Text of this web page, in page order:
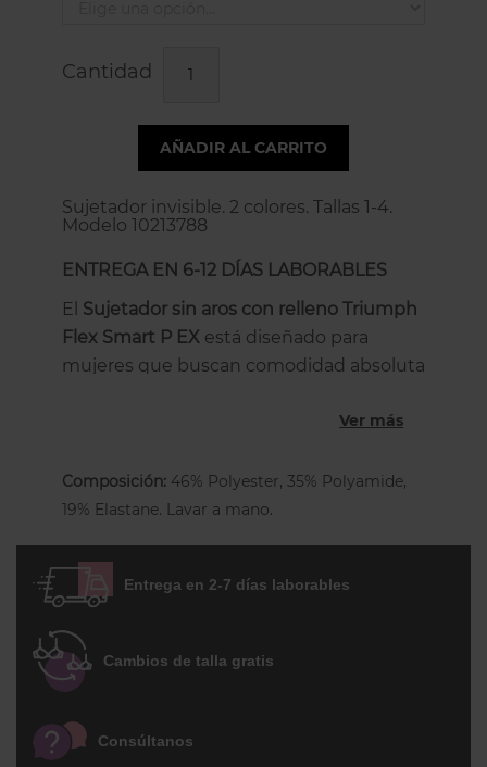
Cantidad
AÑADIR AL CARRITO
Sujetador invisible. 2 colores. Tallas 1-4.
Modelo 10213788
ENTREGA EN 6-12 DÍAS LABORABLES
El Sujetador sin aros con relleno Triumph
Flex Smart P EXestá diseñado para
mujeres que buscan comodidad absoluta
copas finas preformadas resistentes a las
arrugasy un tejido Flex Smart que se
adapta a cada movimiento. Sus insertos
flexibles permiten que la prenda se
mantenga en su lugar sin renunciar a la
suavidad ni al confort. Además, su escote
con acabado infinito garantiza un look
totalmente sin costuras.
Cuenta con
reciclado con efecto termorregulador
Ver más
Composición: 46% Polyester, 35% Polyamide,
19% Elastane. Lavar a mano.
Entrega en 2-7 días laborables
Cambios de talla gratis
Consúltanos